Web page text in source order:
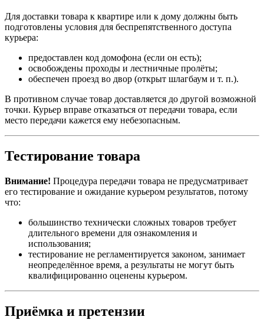
Для доставки товара к квартире или к дому должны быть
подготовлены условия для беспрепятственного доступа
курьера:
предоставлен код домофона (если он есть);
освобождены проходы и лестничные пролёты;
обеспечен проезд во двор (открыт шлагбаум и т. п.).
В противном случае товар доставляется до другой возможной
точки. Курьер вправе отказаться от передачи товара, если
место передачи кажется ему небезопасным.
Тестирование товара
Внимание! Процедура передачи товара не предусматривает
его тестирование и ожидание курьером результатов, потому
что:
большинство технически сложных товаров требует
длительного времени для ознакомления и
использования;
тестирование не регламентируется законом, занимает
неопределённое время, а результаты не могут быть
квалифицированно оценены курьером.
Приёмка и претензии